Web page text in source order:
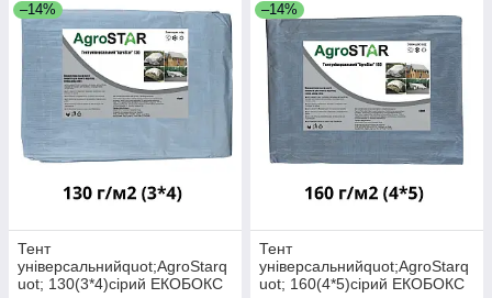
–14%
Тент
універсальнийquot;AgroStarq
uot; 130(3*4)сірий ЕКОБОКС
–14%
Тент
універсальнийquot;AgroStarq
uot; 160(4*5)сірий ЕКОБОКС